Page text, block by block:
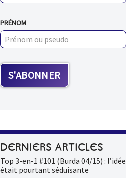
PRÉNOM
DERNIERS ARTICLES
Top 3-en-1 #101 (Burda 04/15) : l’idée
était pourtant séduisante